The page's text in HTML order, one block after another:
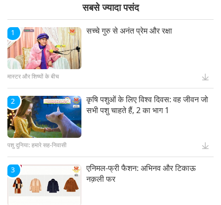
Mindful Breathing and
Meditation
स्वस्थ जीवन
सबसे ज्यादा पसंद
1 सच्चे गुरु से अनंत प्रेम और रक्षा
मास्टर और शिष्यों के बीच
2
कृषि पशुओं के लिए विश्व दिवस: वह जीवन जो
सभी पशु चाहते हैं, 2 का भाग 1
पशु दुनिया: हमारे सह-निवासी
3
एनिमल-फ्री फैशन: अभिनव और टिकाऊ
नक़ली फर